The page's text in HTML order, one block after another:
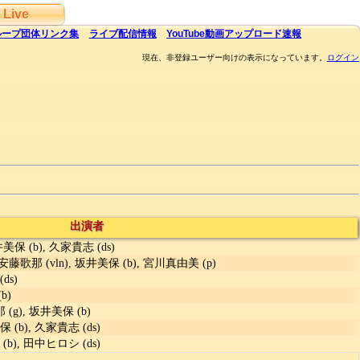
Live
プ団体リンク集 ライブ配信情報 YouTube動画アップロード速報
現在、非登録ユーザー向けの表示になっています。 ログイン
出演者
保 (b), 久家貴志 (ds)
藤歌那 (vln), 坂井美保 (b), 宮川真由美 (p)
(g), 坂井美保 (b)
(b), 久家貴志 (ds)
田中ヒロシ (ds)